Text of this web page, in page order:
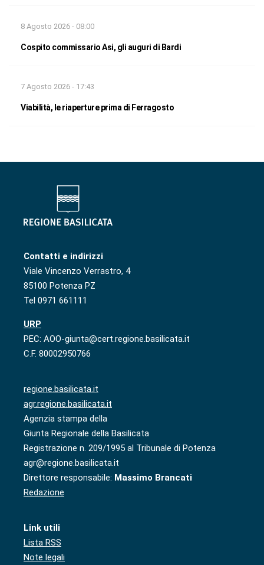
8 Agosto 2026 - 08:00
Cospito commissario Asi, gli auguri di Bardi
7 Agosto 2026 - 17:43
Viabilità, le riaperture prima di Ferragosto
Contatti e indirizzi
Viale Vincenzo Verrastro, 4
85100 Potenza PZ
Tel 0971 661111
URP
PEC: AOO-giunta@cert.regione.basilicata.it
C.F. 80002950766
regione.basilicata.it
agr.regione.basilicata.it
Agenzia stampa della
Giunta Regionale della Basilicata
Registrazione n. 209/1995 al Tribunale di Potenza
agr@regione.basilicata.it
Direttore responsabile: Massimo Brancati
Redazione
Link utili
Lista RSS
Note legali